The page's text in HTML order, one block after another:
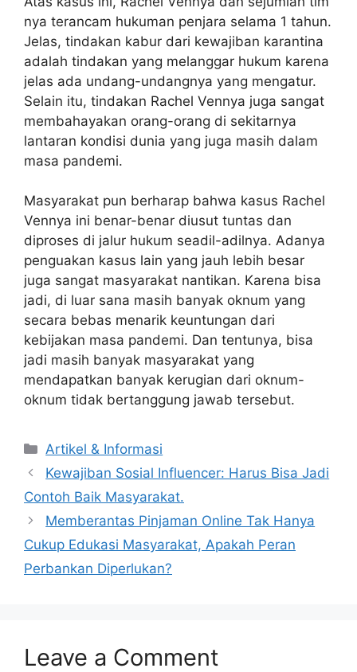
nya terancam hukuman penjara selama 1 tahun.
Jelas, tindakan kabur dari kewajiban karantina
adalah tindakan yang melanggar hukum karena
jelas ada undang-undangnya yang mengatur.
Selain itu, tindakan Rachel Vennya juga sangat
membahayakan orang-orang di sekitarnya
lantaran kondisi dunia yang juga masih dalam
masa pandemi.
Masyarakat pun berharap bahwa kasus Rachel
Vennya ini benar-benar diusut tuntas dan
diproses di jalur hukum seadil-adilnya. Adanya
penguakan kasus lain yang jauh lebih besar
juga sangat masyarakat nantikan. Karena bisa
jadi, di luar sana masih banyak oknum yang
secara bebas menarik keuntungan dari
kebijakan masa pandemi. Dan tentunya, bisa
jadi masih banyak masyarakat yang
mendapatkan banyak kerugian dari oknum-
oknum tidak bertanggung jawab tersebut.
Artikel & Informasi
Kewajiban Sosial Influencer: Harus Bisa Jadi
Contoh Baik Masyarakat.
Memberantas Pinjaman Online Tak Hanya
Cukup Edukasi Masyarakat, Apakah Peran
Perbankan Diperlukan?
Leave a Comment